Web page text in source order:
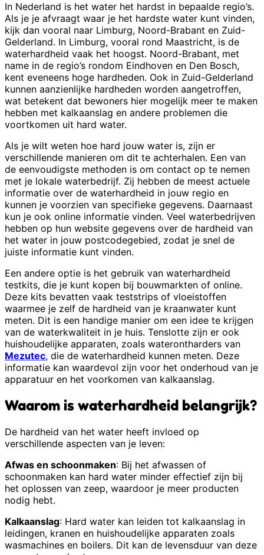
In Nederland is het water het hardst in bepaalde regio’s.
Als je je afvraagt waar je het hardste water kunt vinden,
kijk dan vooral naar Limburg, Noord-Brabant en Zuid-
Gelderland. In Limburg, vooral rond Maastricht, is de
waterhardheid vaak het hoogst. Noord-Brabant, met
name in de regio’s rondom Eindhoven en Den Bosch,
kent eveneens hoge hardheden. Ook in Zuid-Gelderland
kunnen aanzienlijke hardheden worden aangetroffen,
wat betekent dat bewoners hier mogelijk meer te maken
hebben met kalkaanslag en andere problemen die
voortkomen uit hard water.
Als je wilt weten hoe hard jouw water is, zijn er
verschillende manieren om dit te achterhalen. Een van
de eenvoudigste methoden is om contact op te nemen
met je lokale waterbedrijf. Zij hebben de meest actuele
informatie over de waterhardheid in jouw regio en
kunnen je voorzien van specifieke gegevens. Daarnaast
kun je ook online informatie vinden. Veel waterbedrijven
hebben op hun website gegevens over de hardheid van
het water in jouw postcodegebied, zodat je snel de
juiste informatie kunt vinden.
Een andere optie is het gebruik van waterhardheid
testkits, die je kunt kopen bij bouwmarkten of online.
Deze kits bevatten vaak teststrips of vloeistoffen
waarmee je zelf de hardheid van je kraanwater kunt
meten. Dit is een handige manier om een idee te krijgen
van de waterkwaliteit in je huis. Tenslotte zijn er ook
huishoudelijke apparaten, zoals waterontharders van
Mezutec, die de waterhardheid kunnen meten. Deze
informatie kan waardevol zijn voor het onderhoud van je
apparatuur en het voorkomen van kalkaanslag.
Waarom is waterhardheid belangrijk?
De hardheid van het water heeft invloed op
verschillende aspecten van je leven:
Afwas en schoonmaken: Bij het afwassen of
schoonmaken kan hard water minder effectief zijn bij
het oplossen van zeep, waardoor je meer producten
nodig hebt.
Kalkaanslag: Hard water kan leiden tot kalkaanslag in
leidingen, kranen en huishoudelijke apparaten zoals
wasmachines en boilers. Dit kan de levensduur van deze